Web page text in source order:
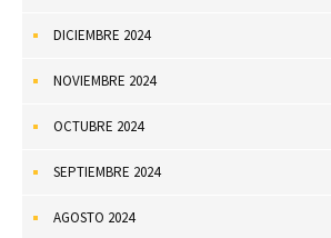
DICIEMBRE 2024
NOVIEMBRE 2024
OCTUBRE 2024
SEPTIEMBRE 2024
AGOSTO 2024